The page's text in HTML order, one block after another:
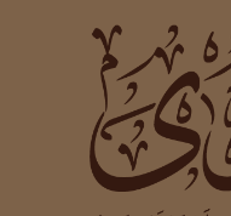
طريقة البحث